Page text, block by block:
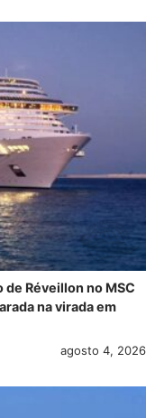
Réveillon no MSC
na virada em
agosto 4, 2026